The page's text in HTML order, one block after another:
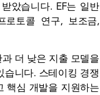
았습니다. EF는 일반
로토콜 연구, 보조금,
더 낮은 지출 모델을
습니다. 스테이킹 경쟁
핵심 개발을 지원하는